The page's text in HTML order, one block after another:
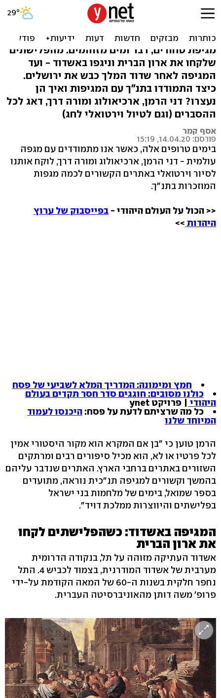
הרבה לפני הקורונה: המגיפות
בתקופת התנ"ך
מגיפת טחורים, דבר ומים מזוהמים: מהפלישתים
שלקחו את ארון הברית וניגפו באשדוד - ועד
המגיפה לאחר שדוד המלך כבש את ירושלים.
כיצד התמודדו בתנ"ך עם המגיפות ואיך הן
נעצרו? דני הרמן, ארכיאולוג ומורה דרך, דאג לכל
ההסברים (וגם לטיול וירטואלי לחג)
אסף קמר
פורסם: 14.04.20, 15:19
בימים טרופים אלה, כאשר אנו מתמודדים עם מגפה
עולמית - דני הרמן, ארכיאולוג ומורה דרך, לוקח אותנו
לסיור וירטואלי באתרים הקשורים לכמה מגפות
המוזכרות בתנ"ך.
<< הכול על העולם היהודי - בפייסבוק של ערוץ
היהדות >>
חמץ ומימונה: המדריך המלא לשביעי של פסח
כולנו מסובים: חוגגים סדר חסר תקדים בעולם
היהודי | פרויקט ynet
כל מה שרציתם לדעת על פסח: היכנסו לעמוד
המיוחד שלנו
הרמן טוען כי "בן אם המקרא הוא מקור היסטורי אמין
לכל פרטיו או לא, הוא מכיל סיפורים רבים ומרתקים
השזורים באתרים ברחבי הארץ. האתרים שנדבר עליהם
בהמשך וקשורים למגיפה תנ"כית נוראה, מתועדים
בספר שמואל, בימים של מלחמות בני ישראל
בפלישתים והיווצרות ממלכת דויד".
המגיפה באשדוד: כשהפלישתים לקחו
את ארון הברית
אשדוד העתיקה מזוהה על תל, בנקודה הדרומית
מערבית של אשדוד המודרנית, בצמוד לכביש 4. התל
נחפר חלקית בשנות ה-60 של המאה הקודמת על-ידי
פרופ' משה דותן מהאוניברסיטה העברית.